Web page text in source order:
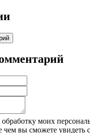
моих
вы сможете увидеть